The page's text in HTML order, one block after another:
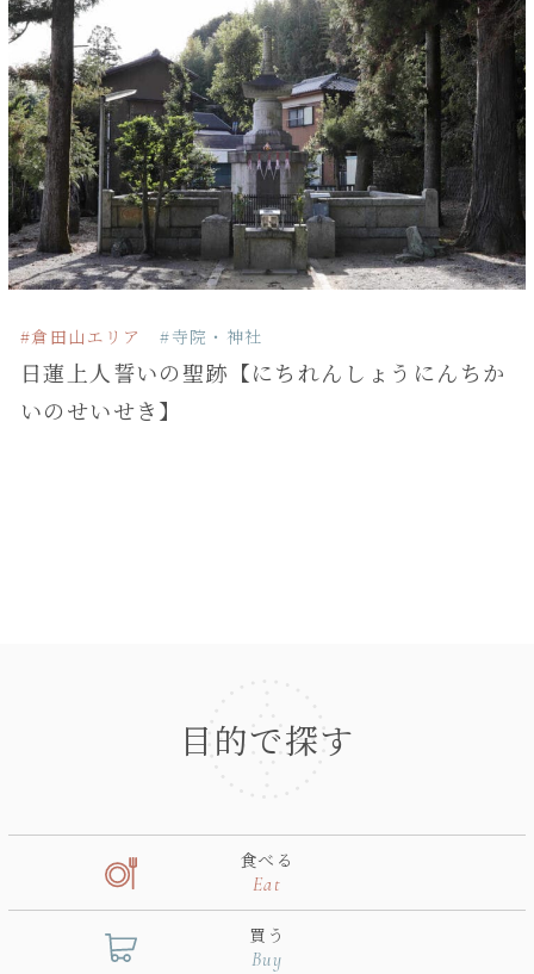
#倉田山エリア #寺院・神社
日蓮上人誓いの聖跡【にちれんしょうにんちか
いのせいせき】
目的で探す
食べる
Eat
買う
Buy